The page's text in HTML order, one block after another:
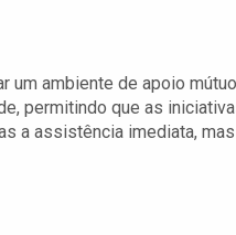
ambiente de apoio
permitindo que as
a assistência imediata,